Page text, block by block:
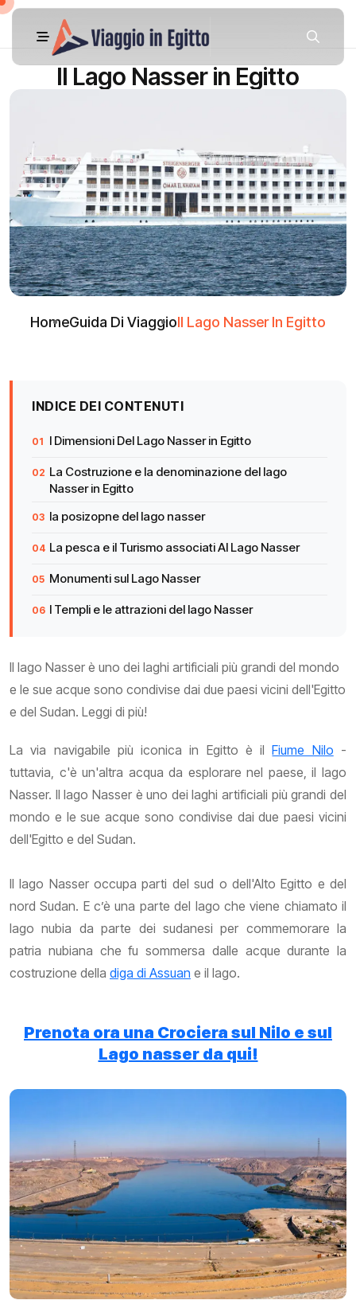
Il Lago Nasser in Egitto
HomeGuida Di ViaggioIl Lago Nasser In Egitto
INDICE DEI CONTENUTI
I Dimensioni Del Lago Nasser in Egitto
La Costruzione e la denominazione del lago
Nasser in Egitto
la posizopne del lago nasser
La pesca e il Turismo associati Al Lago Nasser
Monumenti sul Lago Nasser
I Templi e le attrazioni del lago Nasser
Il lago Nasser è uno dei laghi artificiali più grandi del mondo
e le sue acque sono condivise dai due paesi vicini dell'Egitto
e del Sudan. Leggi di più!
La via navigabile più iconica in Egitto è ilFiume Nilo -
tuttavia, c'è un'altra acqua da esplorare nel paese, il lago
Nasser. Il lago Nasser è uno dei laghi artificiali più grandi del
mondo e le sue acque sono condivise dai due paesi vicini
dell'Egitto e del Sudan.
Il lago Nasser occupa parti del sud o dell'Alto Egitto e del
nord Sudan. E c’è una parte del lago che viene chiamato il
lago nubia da parte dei sudanesi per commemorare la
patria nubiana che fu sommersa dalle acque durante la
costruzione della diga di Assuan e il lago.
Prenota ora una Crociera sul Nilo e sul
Lago nasser da qui!